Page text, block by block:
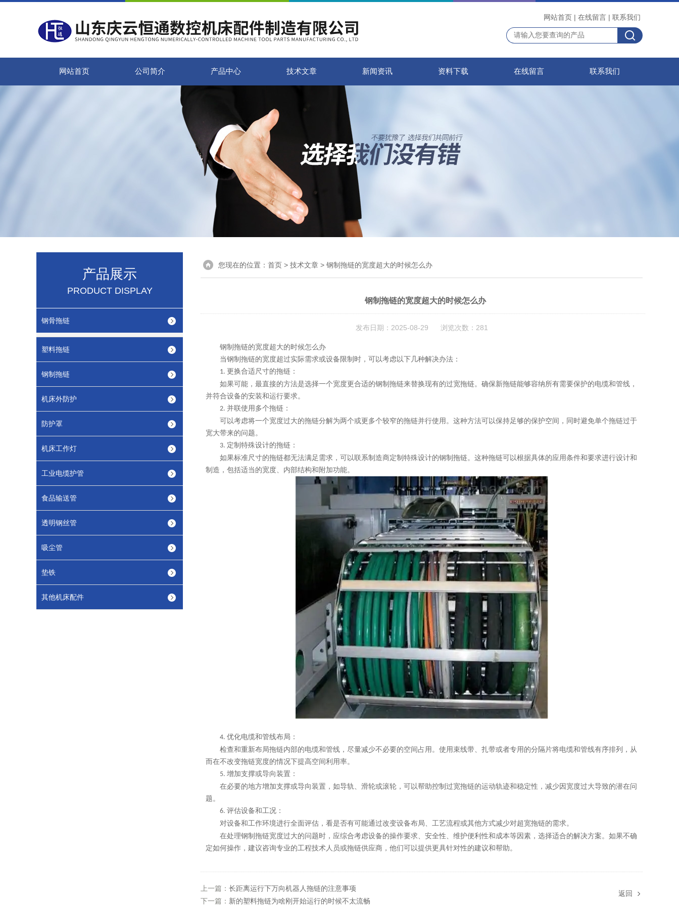
网站首页 | 在线留言 | 联系我们
网站首页 公司简介 产品中心 技术文章 新闻资讯 资料下载 在线留言 联系我们
产品展示
PRODUCT DISPLAY
钢骨拖链
塑料拖链
钢制拖链
机床外防护
防护罩
机床工作灯
工业电缆护管
食品输送管
透明钢丝管
吸尘管
垫铁
其他机床配件
您现在的位置： 首页 > 技术文章 > 钢制拖链的宽度超大的时候怎么办
钢制拖链的宽度超大的时候怎么办
发布日期：2025-08-29 浏览次数：281
钢制拖链的宽度超大的时候怎么办
当钢制拖链的宽度超过实际需求或设备限制时，可以考虑以下几种解决办法：
1. 更换合适尺寸的拖链：
如果可能，最直接的方法是选择一个宽度更合适的钢制拖链来替换现有的过宽拖链。确保新拖链能够容纳所有需要保护的电缆和管线，
并符合设备的安装和运行要求。
2. 并联使用多个拖链：
可以考虑将一个宽度过大的拖链分解为两个或更多个较窄的拖链并行使用。这种方法可以保持足够的保护空间，同时避免单个拖链过于
宽大带来的问题。
3. 定制特殊设计的拖链：
如果标准尺寸的拖链都无法满足需求，可以联系制造商定制特殊设计的钢制拖链。这种拖链可以根据具体的应用条件和要求进行设计和
制造，包括适当的宽度、内部结构和附加功能。
4. 优化电缆和管线布局：
检查和重新布局拖链内部的电缆和管线，尽量减少不必要的空间占用。使用束线带、扎带或者专用的分隔片将电缆和管线有序排列，从
而在不改变拖链宽度的情况下提高空间利用率。
5. 增加支撑或导向装置：
在必要的地方增加支撑或导向装置，如导轨、滑轮或滚轮，可以帮助控制过宽拖链的运动轨迹和稳定性，减少因宽度过大导致的潜在问
题。
6. 评估设备和工况：
对设备和工作环境进行全面评估，看是否有可能通过改变设备布局、工艺流程或其他方式减少对超宽拖链的需求。
在处理钢制拖链宽度过大的问题时，应综合考虑设备的操作要求、安全性、维护便利性和成本等因素，选择适合的解决方案。如果不确
定如何操作，建议咨询专业的工程技术人员或拖链供应商，他们可以提供更具针对性的建议和帮助。
上一篇： 长距离运行下万向机器人拖链的注意事项
下一篇： 新的塑料拖链为啥刚开始运行的时候不太流畅
返回